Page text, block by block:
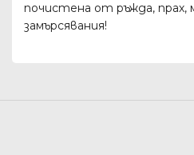
почистена от ръжда, прах,
замърсявания!